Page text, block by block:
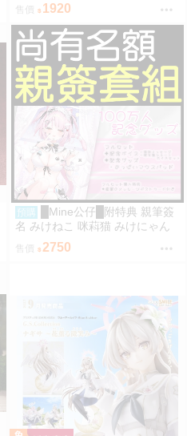
1920
預購
█Mine公仔█附特典 親筆簽
名 みけねこ 咪萪猫 みけにゃん
１００万人記念グッズ 100萬人
紀念套組 直筆親簽滑鼠墊
售價 2750